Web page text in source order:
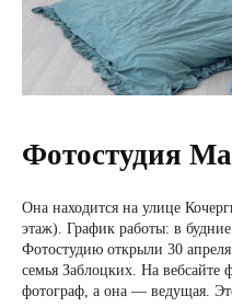
Фотостудия
Она находится на улице
этаж). График работы: в
Фотостудию открыли 30
семья Заблоцких. На
фотограф, а она — ведущая.